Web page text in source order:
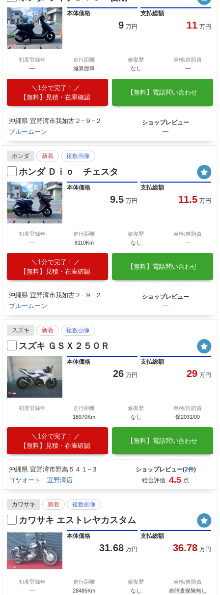
本体価格
9 万円
支払総額
11 万円
初度登録年
―
走行距離
減算歴車
修復歴
なし
車検/自賠責
―
1分で完了！
【無料】見積・在庫確認
【無料】電話問い合わせ
沖縄県 宜野湾市我如古２−９−２
ブルームーン
ショップレビュー
―
ホンダ 新着 複数画像
ホンダ Ｄｉｏ チェスタ
本体価格
9.5 万円
支払総額
11.5 万円
初度登録年
―
走行距離
8110Km
修復歴
なし
車検/自賠責
―
1分で完了！
【無料】見積・在庫確認
【無料】電話問い合わせ
沖縄県 宜野湾市我如古２−９−２
ブルームーン
ショップレビュー
―
スズキ 新着 複数画像
スズキ ＧＳＸ２５０Ｒ
本体価格
26 万円
支払総額
29 万円
初度登録年
―
走行距離
18970Km
修復歴
なし
車検/自賠責
保2031/09
1分で完了！
【無料】見積・在庫確認
【無料】電話問い合わせ
沖縄県 宜野湾市野嵩５４１−３
ゴヤオート 宜野湾店
ショップレビュー(2件)
総合評価: 4.5 点
カワサキ 新着 複数画像
カワサキ エストレヤカスタム
本体価格
31.68 万円
支払総額
36.78 万円
初度登録年
―
走行距離
28485Km
修復歴
なし
車検/自賠責
自賠責保険無し